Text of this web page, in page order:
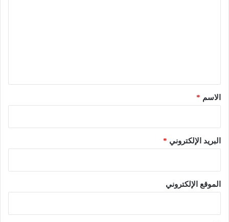
*الاسم *
البريد الإلكتروني *
الموقع الإلكتروني